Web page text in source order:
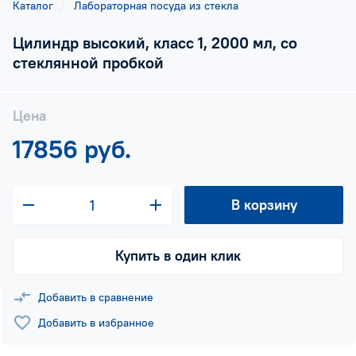
Каталог Лабораторная посуда из стекла
Цилиндр высокий, класс 1, 2000 мл, со
стеклянной пробкой
Цена
17856 руб.
В корзину
Купить в один клик
Добавить в сравнение
Добавить в избранное